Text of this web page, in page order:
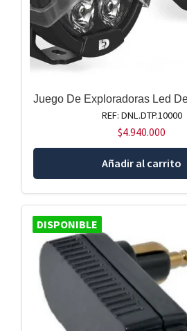
Juego De Exploradoras Led
REF: DNL.DTP.10000
$4.940.000
Añadir al carrito
DISPONIBLE